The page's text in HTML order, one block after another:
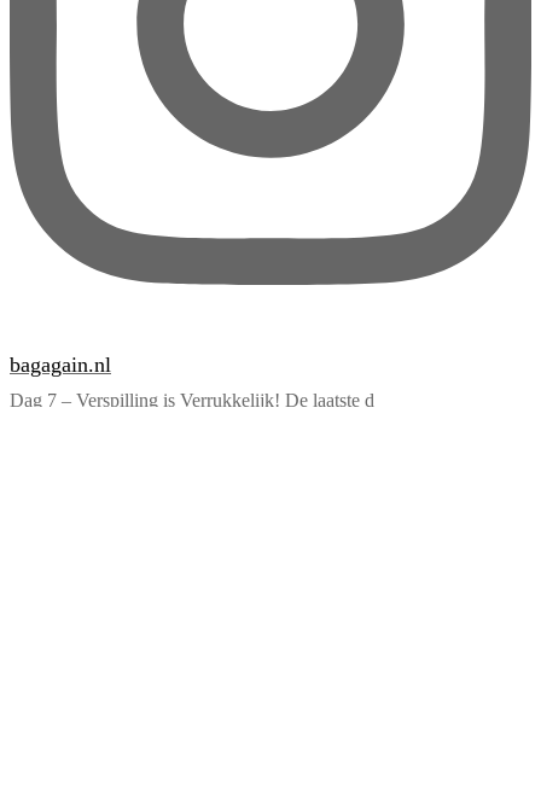
bagagain.nl
Dag 7 – Verspilling is Verrukkelijk! De laatste d